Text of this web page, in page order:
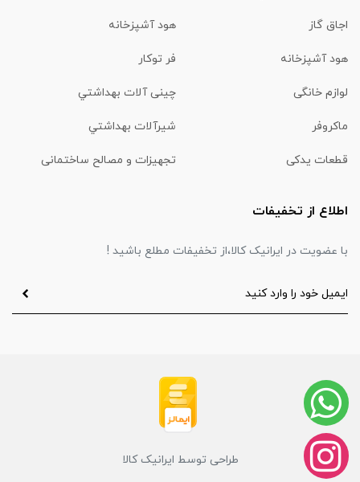
اجاق گاز هود آشپزخانه
هود آشپزخانه فر توکار
لوازم خانگی چینی آلات بهداشتي
ماكروفر شیرآلات بهداشتي
قطعات یدکی تجهیزات و مصالح ساختمانی
اطلاع از تخفیفات
با عضویت در ایرانیک کالا،از تخفیفات مطلع باشید !
طراحی توسط ایرانیک کالا